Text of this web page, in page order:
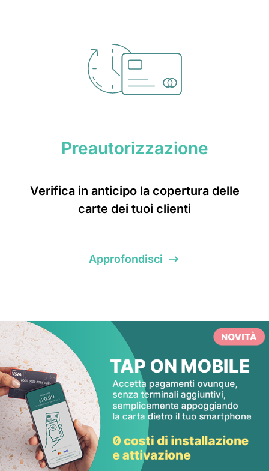
Preautorizzazione
Verifica in anticipo la copertura delle
carte dei tuoi clienti
Approfondisci